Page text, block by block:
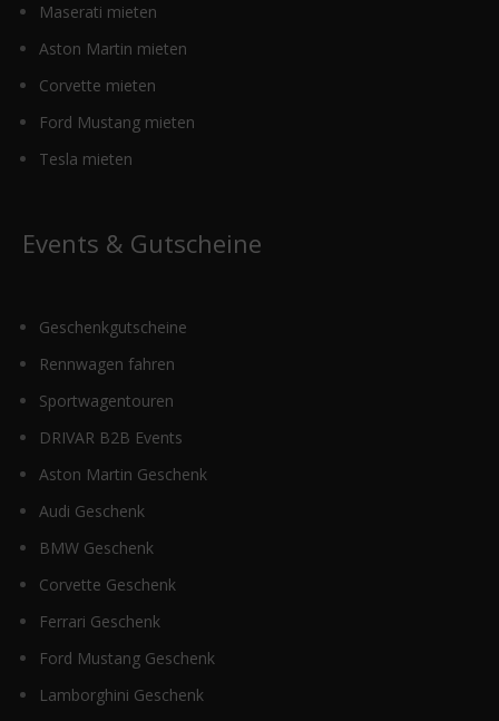
Maserati mieten
Aston Martin mieten
Corvette mieten
Ford Mustang mieten
Tesla mieten
Events & Gutscheine
Geschenkgutscheine
Rennwagen fahren
Sportwagentouren
DRIVAR B2B Events
Aston Martin Geschenk
Audi Geschenk
BMW Geschenk
Corvette Geschenk
Ferrari Geschenk
Ford Mustang Geschenk
Lamborghini Geschenk